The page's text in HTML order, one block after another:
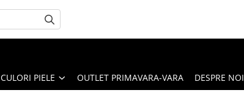
CULORI PIELE OUTLET PRIMAVARA-VARA DESPRE NOI